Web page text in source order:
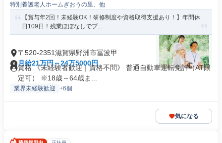
特別養護老人ホームぎおうの里、他
【賞与年2回！未経験OK！研修制度や資格取得支援あり！】年間休
日109日！残業ほぼなしでプ...
〒520-2351滋賀県野洲市冨波甲
月給21万円～24万5000円
資格 《未経験者歓迎｜資格不問》 普通自動車運転免許（AT限
定可） ※18歳～64歳ま...
業界未経験歓迎 +6個
気になる